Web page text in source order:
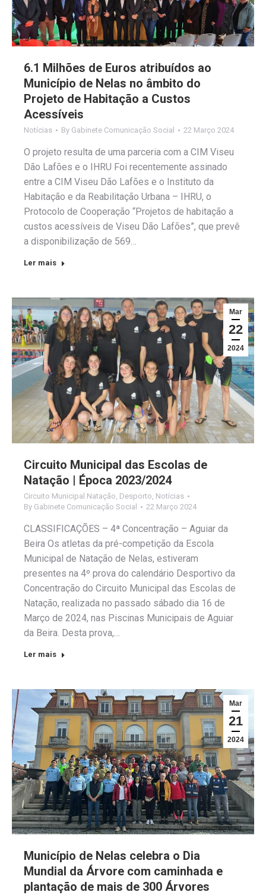
6.1 Milhões de Euros atribuídos ao
Município de Nelas no âmbito do
Projeto de Habitação a Custos
Acessíveis
Notícias By Gabinete Comunicação Social 22 Março 2024
O projeto resulta de uma parceria com a CIM Viseu
Dão Lafões e o IHRU Foi recentemente assinado
entre a CIM Viseu Dão Lafões e o Instituto da
Habitação e da Reabilitação Urbana – IHRU, o
Protocolo de Cooperação “Projetos de habitação a
custos acessíveis de Viseu Dão Lafões”, que prevê
a disponibilização de 569…
Ler mais
Mar
22
2024
Circuito Municipal das Escolas de
Natação | Época 2023/2024
Circuito Municipal Natação Desporto Notícias
By Gabinete Comunicação Social 22 Março 2024
CLASSIFICAÇÕES – 4ª Concentração – Aguiar da
Beira Os atletas da pré-competição da Escola
Municipal de Natação de Nelas, estiveram
presentes na 4º prova do calendário Desportivo da
Concentração do Circuito Municipal das Escolas de
Natação, realizada no passado sábado dia 16 de
Março de 2024, nas Piscinas Municipais de Aguiar
da Beira. Desta prova,…
Ler mais
Mar
21
2024
Município de Nelas celebra o Dia
Mundial da Árvore com caminhada e
plantação de mais de 300 Árvores